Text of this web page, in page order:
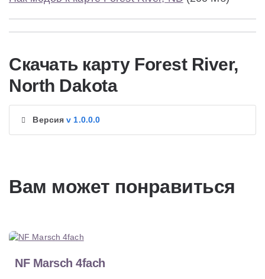
Скачать карту Forest River,
North Dakota
Версияv 1.0.0.0
Вам может понравиться
NF Marsch 4fach